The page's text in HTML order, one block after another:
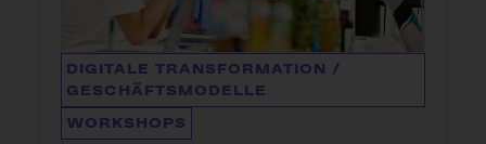
DIGITALE TRANSFORMATION /
GESCHÄFTSMODELLE
WORKSHOPS